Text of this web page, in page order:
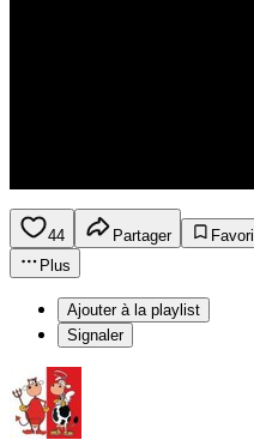
44 Partager
Favori
Plus
Ajouter à la playlist
Signaler